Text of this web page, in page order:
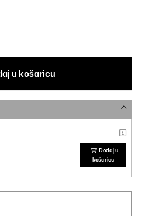
u košaricu
Dodaj u
košaricu